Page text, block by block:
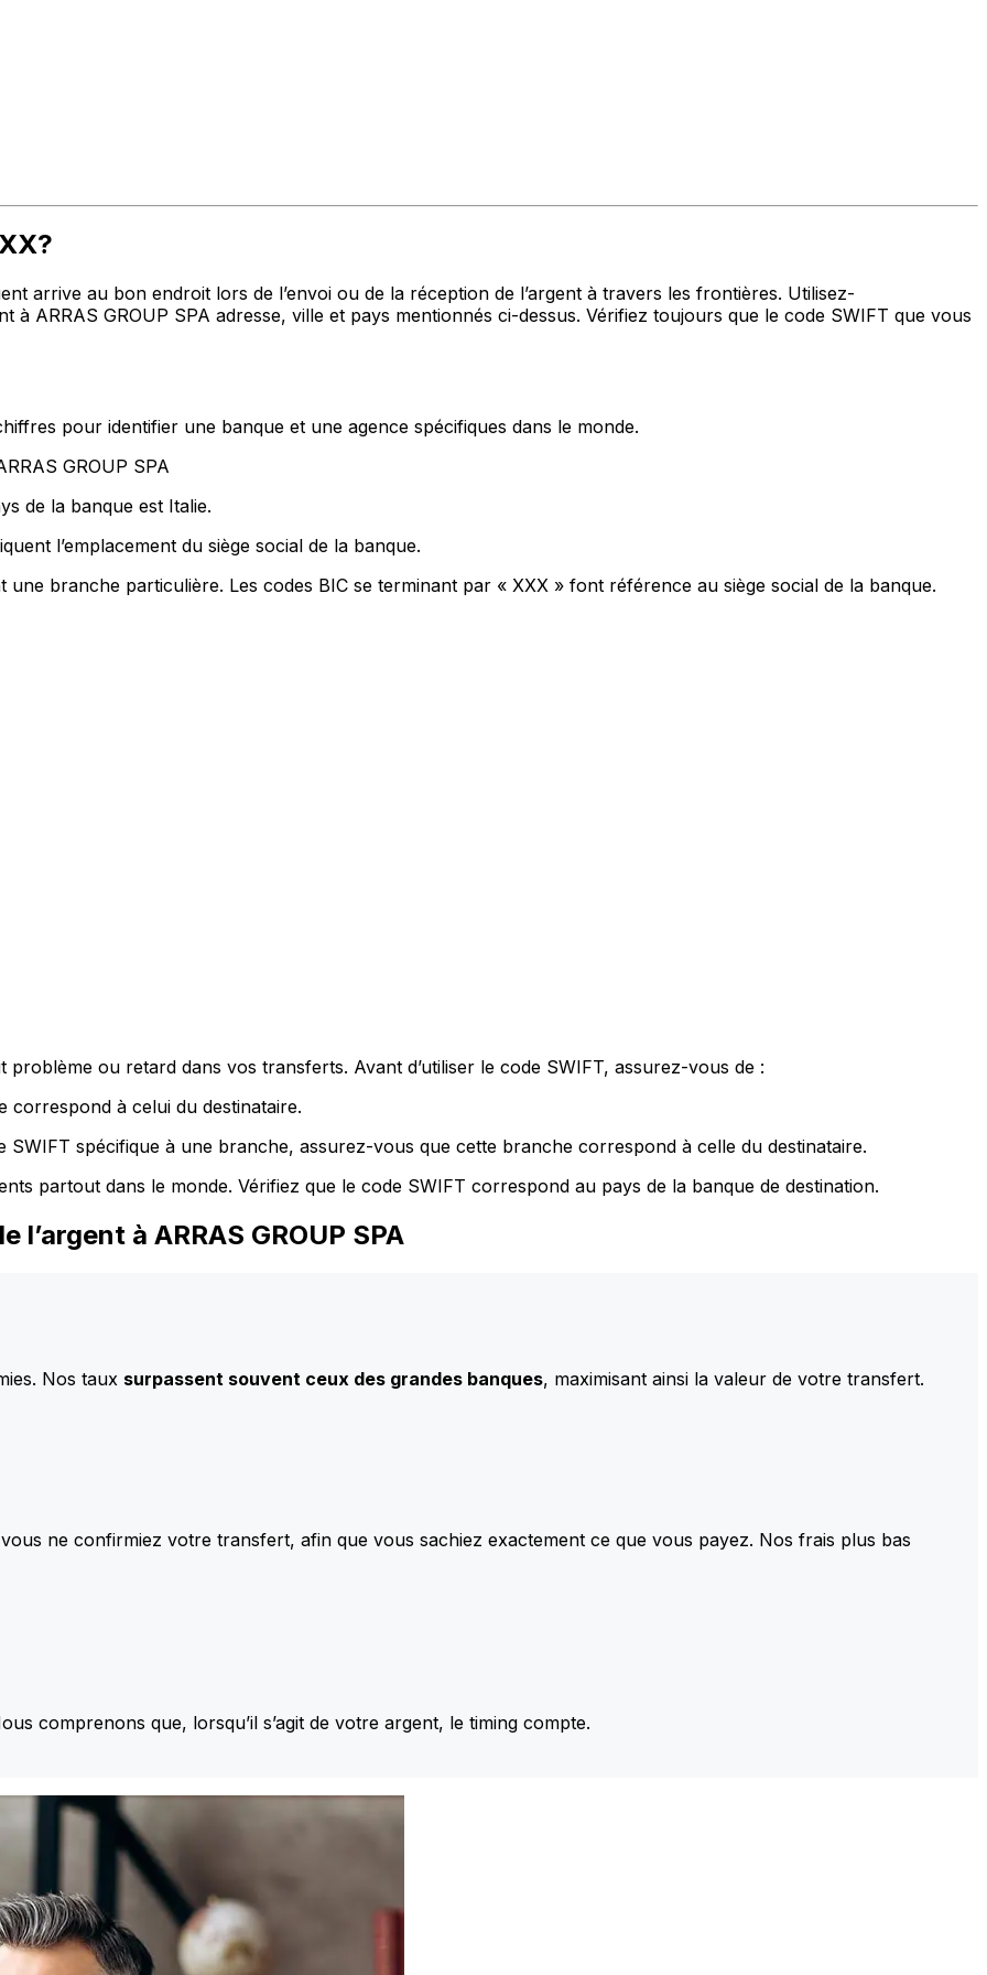
arrive au bon endroit lors de l’envoi ou de la réception de l’argent à travers les frontières. Utilisez-
à ARRAS GROUP SPA adresse, ville et pays mentionnés ci-dessus. Vérifiez toujours que le code SWIFT que vous
pour identifier une banque et une agence spécifiques dans le monde.
GROUP SPA
de la banque est Italie.
l’emplacement du siège social de la banque.
branche particulière. Les codes BIC se terminant par « XXX » font référence au siège social de la banque.
ou retard dans vos transferts. Avant d’utiliser le code SWIFT, assurez-vous de :
correspond à celui du destinataire.
SWIFT spécifique à une branche, assurez-vous que cette branche correspond à celle du destinataire.
partout dans le monde. Vérifiez que le code SWIFT correspond au pays de la banque de destination.
à ARRAS GROUP SPA
Nos taux surpassent souvent ceux des grandes banques, maximisant ainsi la valeur de votre transfert.
ne confirmiez votre transfert, afin que vous sachiez exactement ce que vous payez. Nos frais plus bas
comprenons que, lorsqu’il s’agit de votre argent, le timing compte.